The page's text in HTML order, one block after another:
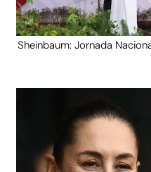
Sheinbaum: Jornada